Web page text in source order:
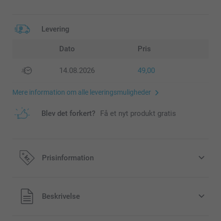
Levering
Dato Pris
14.08.2026 49,00
Mere information om alle leveringsmuligheder
Blev det forkert? Få et nyt produkt gratis
Prisinformation
Alle priser inklusive moms og uden
forsendelsesomkostninger
Beskrivelse